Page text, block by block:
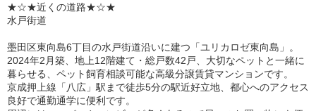
★☆★近くの道路★☆★
水戸街道
墨田区東向島6丁目の水戸街道沿いに建つ「ユリカロゼ東向島」。
2024年2月築、地上12階建て・総戸数42戸、大切なペットと一緒に
暮らせる、ペット飼育相談可能な高級分譲賃貸マンションです。
京成押上線「八広」駅まで徒歩5分の駅近好立地、都心へのアクセス
良好で通勤通学に便利です。